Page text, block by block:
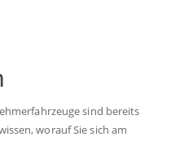
sind bereits
worauf Sie sich am